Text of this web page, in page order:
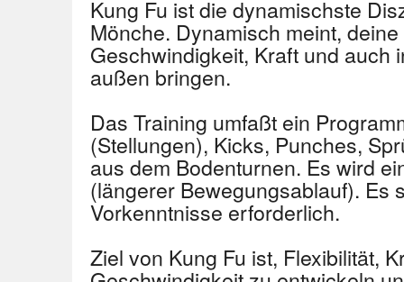
Kung Fu ist die dynamischste
Mönche. Dynamisch meint,
Geschwindigkeit, Kraft und auch
außen bringen.
Das Training umfaßt ein
(Stellungen), Kicks, Punches,
aus dem Bodenturnen. Es wird
(längerer Bewegungsablauf). Es
Vorkenntnisse erforderlich.
Ziel von Kung Fu ist, Flexibilität,